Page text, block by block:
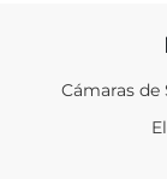
Cámaras de